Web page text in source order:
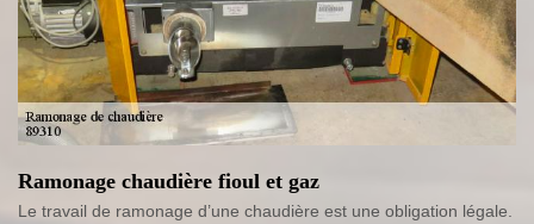
Ramonage chaudière fioul et gaz
Le travail de ramonage d’une chaudière est une obligation légale.